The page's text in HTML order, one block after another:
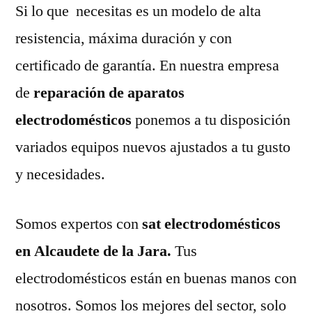
Si lo que necesitas es un modelo de alta
resistencia, máxima duración y con
certificado de garantía. En nuestra empresa
de reparación de aparatos
electrodomésticos ponemos a tu disposición
variados equipos nuevos ajustados a tu gusto
y necesidades.
Somos expertos consat electrodomésticos
en Alcaudete de la Jara. Tus
electrodomésticos están en buenas manos con
nosotros. Somos los mejores del sector, solo